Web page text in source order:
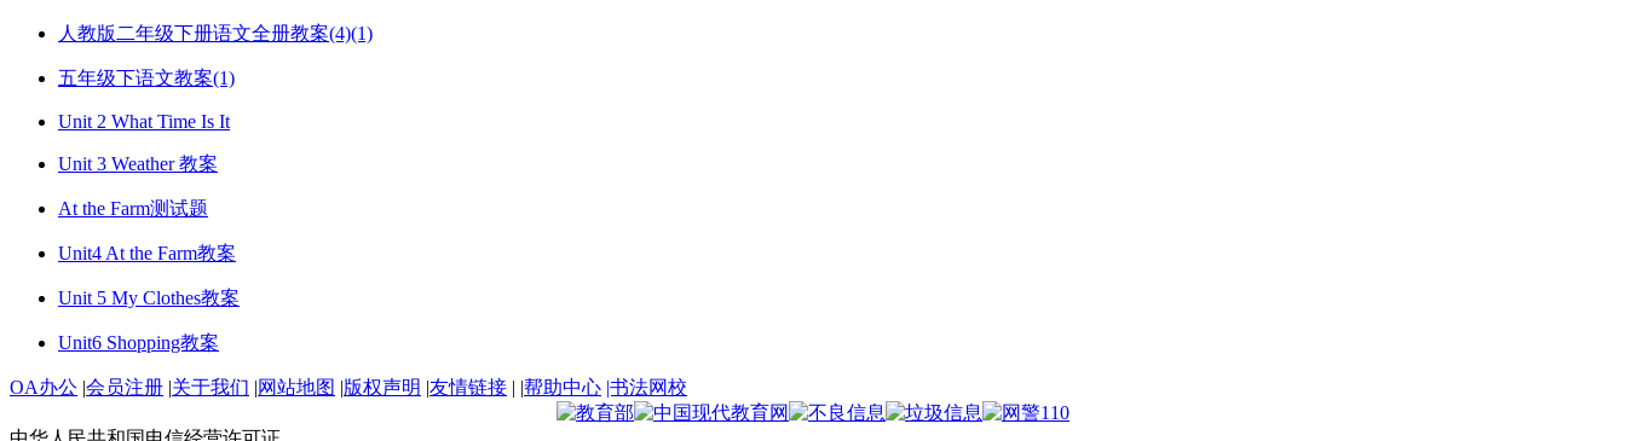
人教版二年级下册语文全册教案(4)(1)
五年级下语文教案(1)
Unit 2 What Time Is It
Unit 3 Weather 教案
At the Farm测试题
Unit4 At the Farm教案
Unit 5 My Clothes教案
Unit6 Shopping教案
OA办公 |会员注册 |关于我们 |网站地图 |版权声明 |友情链接 | |帮助中心 |书法网校